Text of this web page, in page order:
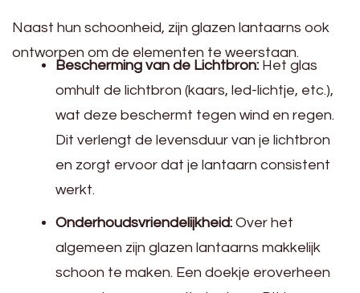
Naast hun schoonheid, zijn glazen lantaarns ook
ontworpen om de elementen te weerstaan.
Bescherming van de Lichtbron: Het glas
omhult de lichtbron (kaars, led-lichtje, etc.),
wat deze beschermt tegen wind en regen.
Dit verlengt de levensduur van je lichtbron
en zorgt ervoor dat je lantaarn consistent
werkt.
Onderhoudsvriendelijkheid: Over het
algemeen zijn glazen lantaarns makkelijk
schoon te maken. Een doekje eroverheen